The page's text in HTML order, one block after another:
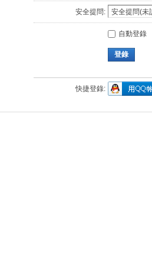
安全提問:
自動登錄
登錄
快捷登錄: